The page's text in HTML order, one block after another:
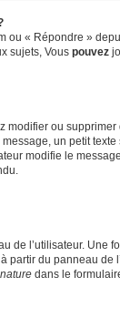
« Répondre »
sujets, Vous pouvez
modifier ou
un petit
modifie le
de l’utilisateur. Une
partir du panneau de
dans le